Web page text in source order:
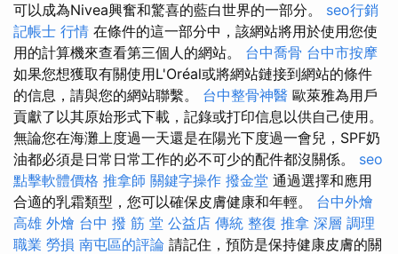
可以成為Nivea興奮和驚喜的藍白世界的一部分。 seo行銷
記帳士 行情 在條件的這一部分中，該網站將用於使用您使
用的計算機來查看第三個人的網站。 台中喬骨 台中市按摩
如果您想獲取有關使用L'Oréal或將網站鏈接到網站的條件
的信息，請與您的網站聯繫。 台中整骨神醫 歐萊雅為用戶
貢獻了以其原始形式下載，記錄或打印信息以供自己使用。
無論您在海灘上度過一天還是在陽光下度過一會兒，SPF奶
油都必須是日常日常工作的必不可少的配件都沒關係。 seo
點擊軟體價格 推拿師 關鍵字操作 撥金堂 通過選擇和應用
合適的乳霜類型，您可以確保皮膚健康和年輕。 台中外燴
高雄 外燴 台中 撥 筋 堂 公益店 傳統 整復 推拿 深層 調理
職業 勞損 南屯區的評論 請記住，預防是保持健康皮膚的關